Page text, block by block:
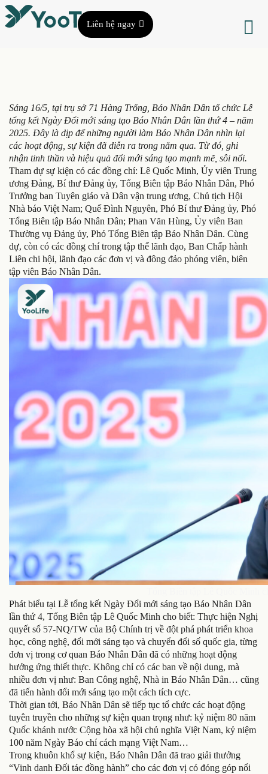
Liên hệ ngay
Sáng 16/5, tại trụ sở 71 Hàng Trống, Báo Nhân Dân tổ chức Lễ
tổng kết Ngày Đổi mới sáng tạo Báo Nhân Dân lần thứ 4 – năm
2025. Đây là dịp để những người làm Báo Nhân Dân nhìn lại
các hoạt động, sự kiện đã diễn ra trong năm qua. Từ đó, ghi
nhận tinh thần và hiệu quả đổi mới sáng tạo mạnh mẽ, sôi nổi.
Tham dự sự kiện có các đồng chí: Lê Quốc Minh, Ủy viên Trung
ương Đảng, Bí thư Đảng ủy, Tổng Biên tập Báo Nhân Dân, Phó
Trưởng ban Tuyên giáo và Dân vận trung ương, Chủ tịch Hội
Nhà báo Việt Nam; Quế Đình Nguyên, Phó Bí thư Đảng ủy, Phó
Tổng Biên tập Báo Nhân Dân; Phan Văn Hùng, Ủy viên Ban
Thường vụ Đảng ủy, Phó Tổng Biên tập Báo Nhân Dân. Cùng
dự, còn có các đồng chí trong tập thể lãnh đạo, Ban Chấp hành
Liên chi hội, lãnh đạo các đơn vị và đông đảo phóng viên, biên
tập viên Báo Nhân Dân.
Phát biểu tại Lễ tổng kết Ngày Đổi mới sáng tạo Báo Nhân Dân
lần thứ 4, Tổng Biên tập Lê Quốc Minh cho biết: Thực hiện Nghị
quyết số 57-NQ/TW của Bộ Chính trị về đột phá phát triển khoa
học, công nghệ, đổi mới sáng tạo và chuyển đổi số quốc gia, từng
đơn vị trong cơ quan Báo Nhân Dân đã có những hoạt động
hưởng ứng thiết thực. Không chỉ có các ban về nội dung, mà
nhiều đơn vị như: Ban Công nghệ, Nhà in Báo Nhân Dân… cũng
đã tiến hành đổi mới sáng tạo một cách tích cực.
Thời gian tới, Báo Nhân Dân sẽ tiếp tục tổ chức các hoạt động
tuyên truyền cho những sự kiện quan trọng như: kỷ niệm 80 năm
Quốc khánh nước Cộng hòa xã hội chủ nghĩa Việt Nam, kỷ niệm
100 năm Ngày Báo chí cách mạng Việt Nam…
Trong khuôn khổ sự kiện, Báo Nhân Dân đã trao giải thưởng
“Vinh danh Đối tác đồng hành” cho các đơn vị có đóng góp nổi